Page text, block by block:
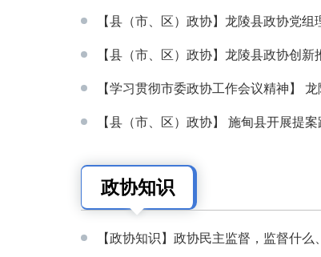
【县（市、区）政协】龙陵县政协党组
【县（市、区）政协】龙陵县政协创新
【学习贯彻市委政协工作会议精神】
【县（市、区）政协】 施甸县开展提
政协知识
【政协知识】政协民主监督，监督什么